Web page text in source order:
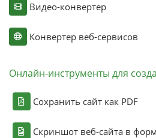
Видео-конвертер
Конвертер веб-сервисов
Онлайн-инструменты для
Сохранить сайт как PDF
Скриншот веб-сайта в